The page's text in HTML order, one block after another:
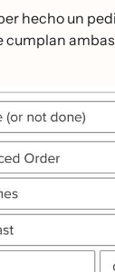
hecho un
cumplan